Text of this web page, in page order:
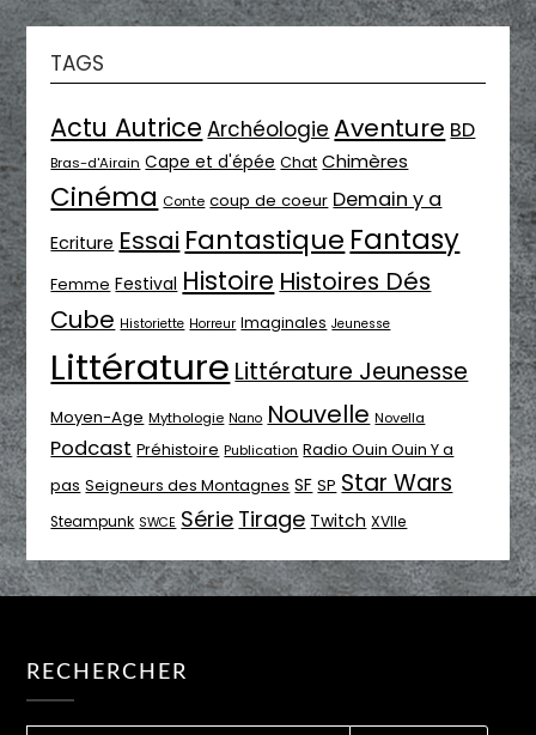
TAGS
Actu Autrice Archéologie Aventure BD
Bras-d'Airain Cape et d'épée Chat Chimères
Cinéma Conte coup de coeur Demain y a
Ecriture Essai Fantastique Fantasy
Femme Festival Histoire Histoires Dés
Cube Historiette Horreur Imaginales Jeunesse
Littérature Littérature Jeunesse
Moyen-Age Mythologie Nano Nouvelle Novella
Podcast Préhistoire Publication Radio Ouin Ouin Y a
pas Seigneurs des Montagnes SF SP Star Wars
Steampunk SWCE Série Tirage Twitch XVIIe
RECHERCHER